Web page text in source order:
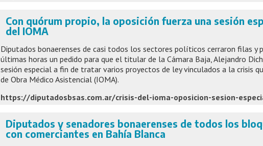
Con quórum propio, la oposición fuerza una sesión
del IOMA
Diputados bonaerenses de casi todos los sectores políticos cerraron filas y
últimas horas un pedido para que el titular de la Cámara Baja, Alejandro
sesión especial a fin de tratar varios proyectos de ley vinculados a la crisis
de Obra Médico Asistencial (IOMA).
https://diputadosbsas.com.ar/crisis-del-ioma-oposicion-sesion-
Diputados y senadores bonaerenses de todos los
con comerciantes en Bahía Blanca